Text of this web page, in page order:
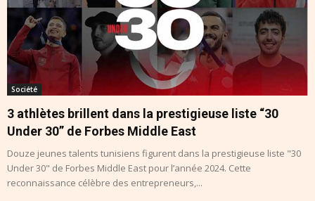
Société
3 athlètes brillent dans la prestigieuse liste “30
Under 30” de Forbes Middle East
Douze jeunes talents tunisiens figurent dans la prestigieuse liste "30
Under 30" de Forbes Middle East pour l’année 2024. Cette
reconnaissance célèbre des entrepreneurs,...